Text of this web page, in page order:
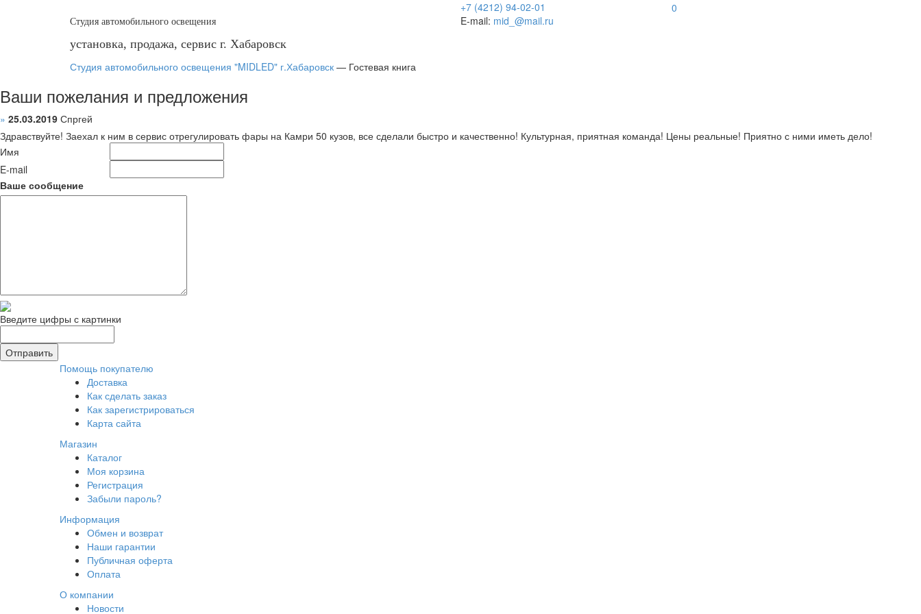
Студия автомобильного освещения
установка, продажа, сервис г. Хабаровск
+7 (4212) 94-02-01
E-mail: mid_@mail.ru
0
Студия автомобильного освещения "MIDLED" г.Хабаровск — Гостевая книга
Ваши пожелания и предложения
» 25.03.2019 Спргей
Здравствуйте! Заехал к ним в сервис отрегулировать фары на Камри 50 кузов, все сделали быстро и качественно! Культурная, приятная команда! Цены реальные! Приятно с ними иметь дело!
Имя
E-mail
Ваше сообщение
Введите цифры с картинки
Помощь покупателю
Доставка
Как сделать заказ
Как зарегистрироваться
Карта сайта
Магазин
Каталог
Моя корзина
Регистрация
Забыли пароль?
Информация
Обмен и возврат
Наши гарантии
Публичная оферта
Оплата
О компании
Новости